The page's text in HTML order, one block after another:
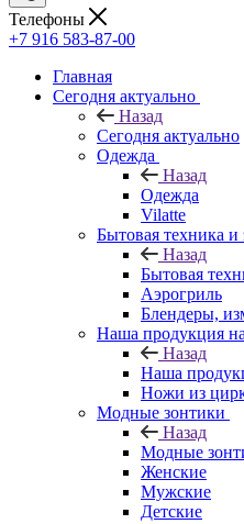
Телефоны
+7 916 583-87-00
Главная
Сегодня актуально
Назад
Сегодня актуально
Одежда
Назад
Одежда
Vilatte
Бытовая техника и
Назад
Бытовая
Аэрогриль
Блендеры,
Наша продукция
Назад
Наша
Ножи из
Модные зонтики
Назад
Модные
Женские
Мужские
Детские